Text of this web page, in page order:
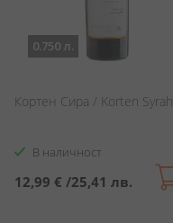
0.750 л.
Кортен Сира / Korten Syrah
В наличност
12,99 € /25,41 лв.